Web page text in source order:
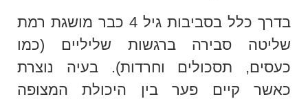
בדרך כלל בסביבות גיל 4 כבר מושגת רמת
שליטה סבירה ברגשות שליליים (כמו
כעסים, תסכולים וחרדות). בעיה נוצרת
כאשר קיים פער בין היכולת המצופה